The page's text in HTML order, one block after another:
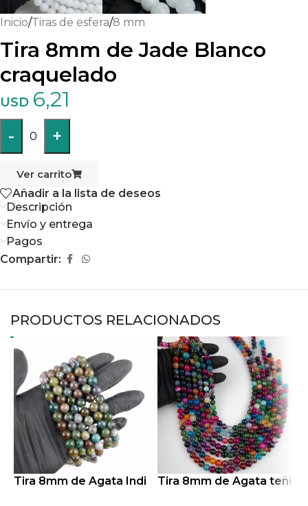
Inicio/Tiras de esfera/8 mm
Tira 8mm de Jade Blanco
craquelado
USD 6,21
- 0 +
Ver carrito
Añadir a la lista de deseos
Descripción
Envío y entrega
Pagos
Compartir:
PRODUCTOS RELACIONADOS
Tira 8mm de Agata Indi
Tira 8mm de Agata teñi